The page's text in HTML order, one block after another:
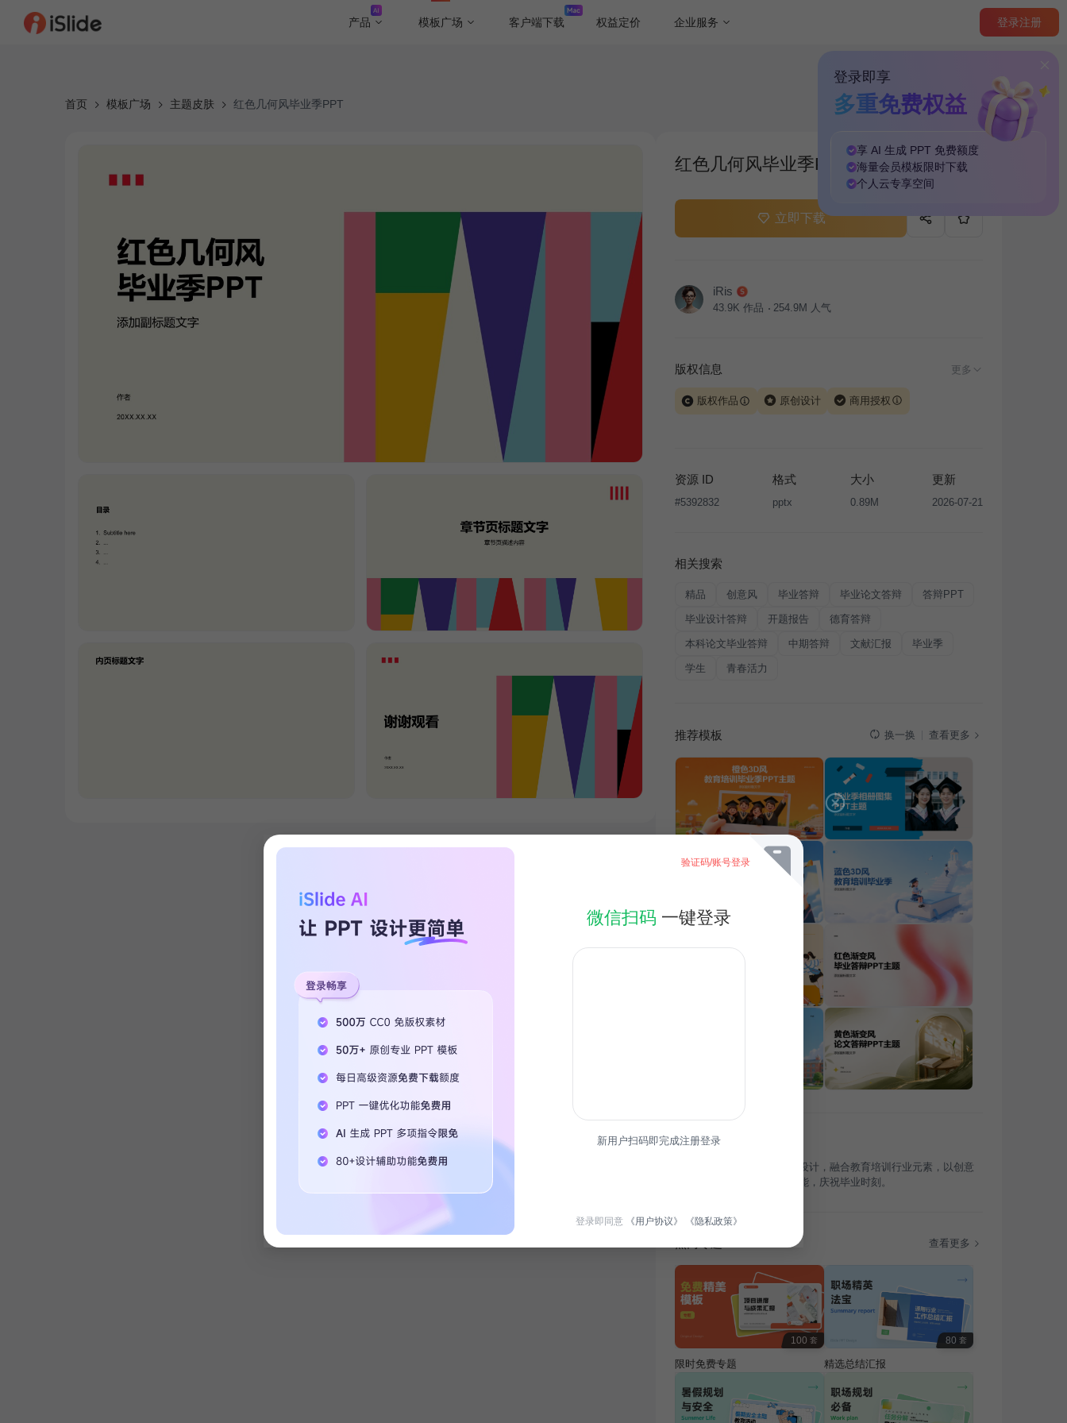
产品 模板广场 客户端下载 权益定价 企业服务 登录注册
登录即享
多重免费权益
享 AI 生成 PPT 免费额度
海量会员模板 限时下载
个人云专享空间
首页 模板广场 主题皮肤 红色几何风毕业季PPT
红色几何风毕业季PPT
立即下载
iRis
43.9K 作品 254.9M 人气
版权信息 更多
版权作品 原创设计 商用授权
让、出售或出租，未经投权许可任何人不得擅自转载和分发，否则
将接照我国著作权法的相关规定承担相应法律责任。
资源 ID
#5392832
格式
pptx
大小
0.89M
更新
2026-07-21
相关搜索
精品 创意风 毕业答辩 毕业论文答辩 答辩PPT
毕业设计答辩 开题报告 德育答辩
本科论文毕业答辩 中期答辩 文献汇报 毕业季
学生 青春活力
推荐模板 换一换 查看更多
简介
本模板专为毕业季教育活动设计，融合教育培训行业元素，以创意
风格展现，旨在激发学生潜能，庆祝毕业时刻。
查看更多
100 套
限时免费专题
80 套
精选总结汇报
验证码/账号登录
微信扫码 一键登录
新用户扫码即完成注册登录
登录即同意 《用户协议》 《隐私政策》